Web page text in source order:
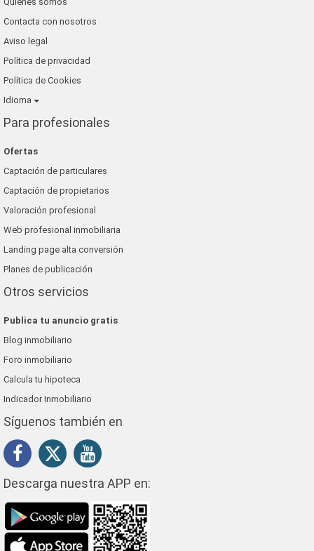
Contacta con nosotros
Aviso legal
Política de privacidad
Política de Cookies
Idioma
Para profesionales
Ofertas
Captación de particulares
Captación de propietarios
Valoración profesional
Web profesional inmobiliaria
Landing page alta conversión
Planes de publicación
Otros servicios
Publica tu anuncio gratis
Blog inmobiliario
Foro inmobiliario
Calcula tu hipoteca
Indicador Inmobiliario
Síguenos también en
Descarga nuestra APP en: